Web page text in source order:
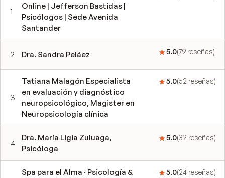
1
Online | Jefferson Bastidas |
Psicólogos | Sede Avenida
Santander
2 Dra. Sandra Peláez 5.0(79 reseñas)
3
Tatiana Malagón Especialista
en evaluación y diagnóstico
neuropsicológico, Magister en
Neuropsicología clínica
5.0(52 reseñas)
4
Dra. María Ligia Zuluaga,
Psicóloga
5.0(32 reseñas)
Spa para el Alma · Psicología &
5.0(24 reseñas)